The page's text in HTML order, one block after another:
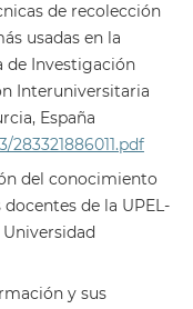
de recolección
usadas en la
de Investigación
Interuniversitaria
España
del conocimiento
de la UPEL-
Universidad
y sus